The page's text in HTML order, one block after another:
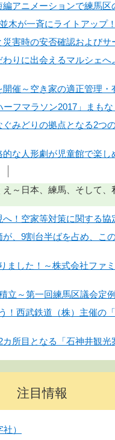
アニメーションで練馬
木が一斉にライトアップ
害時の安否確認およびサ
りに出会えるマルシェ
催～空き家の適正管理
フマラソン2017」まもな
みどりの拠点となる2
な人形劇が児童館で楽し
～日本、練馬、そして
へ！空家等対策に関する協
、9割台半ばを占め、
ました！～株式会社フ
立～第一回練馬区議会定
！西武鉄道（株）主催の
所目となる「石神井観
注目情報
）